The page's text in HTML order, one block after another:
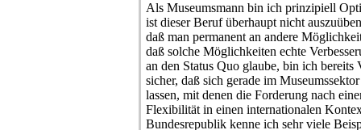
Als Museumsmann bin ich prinzipiell
ist dieser Beruf überhaupt nicht
daß man permanent an andere
daß solche Möglichkeiten echte
an den Status Quo glaube, bin ich
sicher, daß sich gerade im
lassen, mit denen die Forderung nach
Flexibilität in einen internationalen
Bundesrepublik kenne ich sehr viele